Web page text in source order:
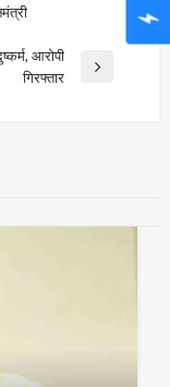
आरोपी
गिरफ्तार